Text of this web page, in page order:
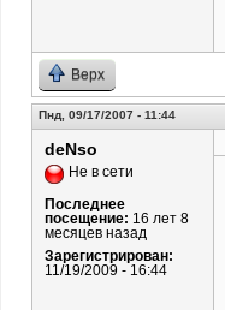
Верх
Пнд, 09/17/2007 - 11:44
deNso
Не в сети
Последнее
посещение: 16 лет 8
месяцев назад
Зарегистрирован:
11/19/2009 - 16:44